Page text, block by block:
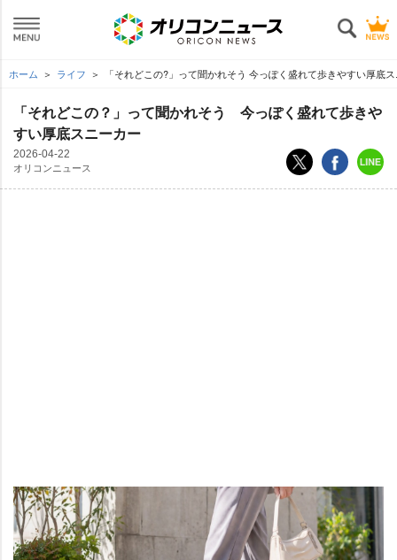
ホーム ライフ 「それどこの?」って聞かれそう 今っぽく盛れて歩きやすい厚底
「それどこの？」って聞かれそう 今っぽく盛れて歩き
すい厚底スニーカー
2026-04-22
オリコンニュース